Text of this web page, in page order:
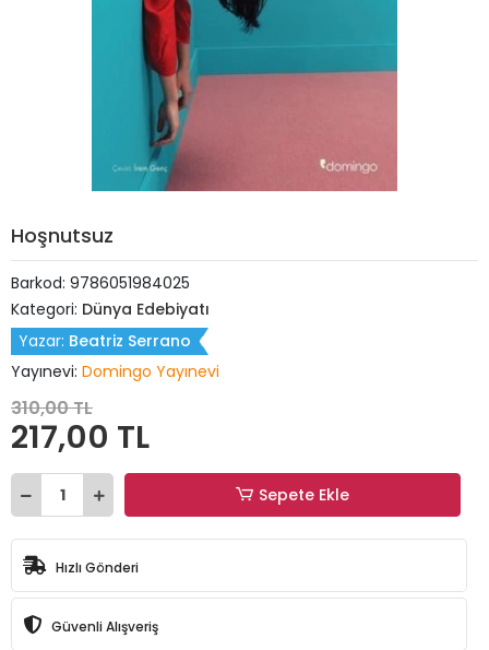
Hoşnutsuz
Barkod: 9786051984025
Kategori: Dünya Edebiyatı
Yazar: Beatriz Serrano
Yayınevi: Domingo Yayınevi
310,00 TL
217,00 TL
Sepete Ekle
Hızlı Gönderi
Güvenli Alışveriş